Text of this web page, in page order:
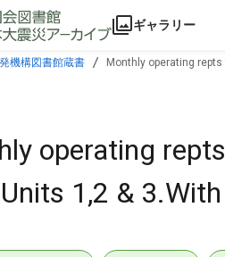
ギャラリー
機構図書館蔵書 Monthly operating
operating
1,2 &